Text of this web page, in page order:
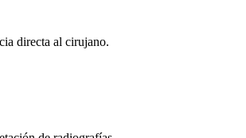
directa al cirujano.